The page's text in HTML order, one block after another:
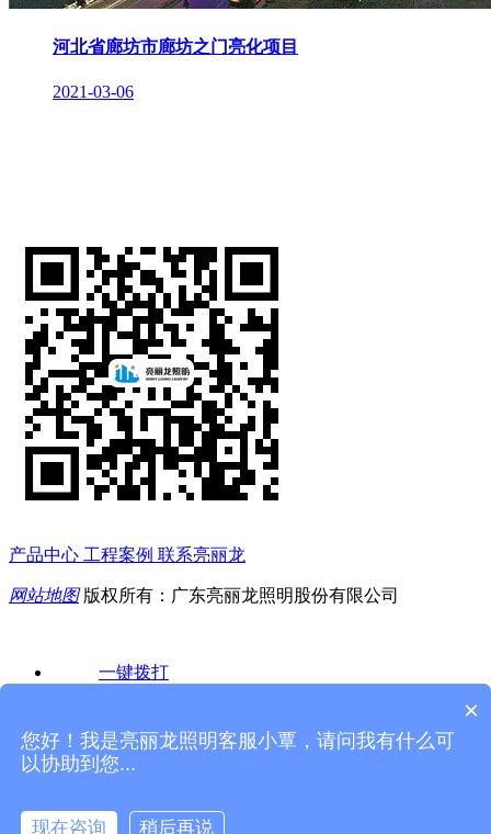
河北省廊坊市廊坊之门亮化项目
2021-03-06
产品中心 工程案例 联系亮丽龙
网站地图版权所有：广东亮丽龙照明股份有限公司
一键拨打
产品中心
×
您好！我是亮丽龙照明客服小覃，请问我有什么可
以协助到您...
现在咨询 稍后再说